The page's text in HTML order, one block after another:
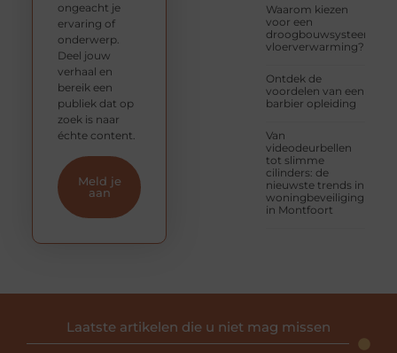
Waarom kiezen
voor een
droogbouwsysteem
vloerverwarming?
Ontdek de
voordelen van een
barbier opleiding
Van
videodeurbellen
tot slimme
cilinders: de
nieuwste trends in
woningbeveiliging
in Montfoort
ongeacht je
ervaring of
onderwerp.
Deel jouw
verhaal en
bereik een
publiek dat op
zoek is naar
échte content.
Meld je
aan
Laatste artikelen die u niet mag missen